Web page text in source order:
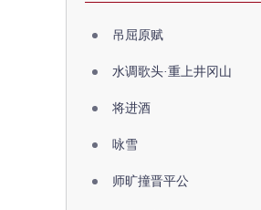
吊屈原赋
水调歌头·重上井冈山
将进酒
咏雪
师旷撞晋平公